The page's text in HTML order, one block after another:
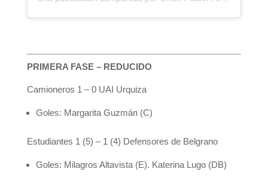
PRIMERA FASE – REDUCIDO
Camioneros 1 – 0 UAI Urquiza
Goles: Margarita Guzmán (C)
Estudiantes 1 (5) – 1 (4) Defensores de Belgrano
Goles: Milagros Altavista (E). Katerina Lugo (DB)